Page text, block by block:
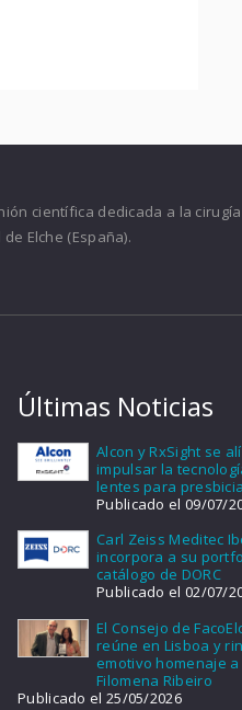
científica dedicada a la cirugía
Elche (España).
Últimas Noticias
Alcon y RxSight se
impulsar la
lentes para presbicia
Publicado el 09/07/
Carl Zeiss Meditec
incorpora a su
catálogo de DORC
Publicado el 02/07/
El Consejo de
reúne en Lisboa y
emotivo homenaje a
Filomena Ribeiro
Publicado el 25/05/2026